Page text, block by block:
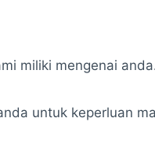
miliki mengenai
untuk keperluan